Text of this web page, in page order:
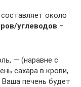
около
углеводов –
— (наравне с
сахара в крови,
печень будет